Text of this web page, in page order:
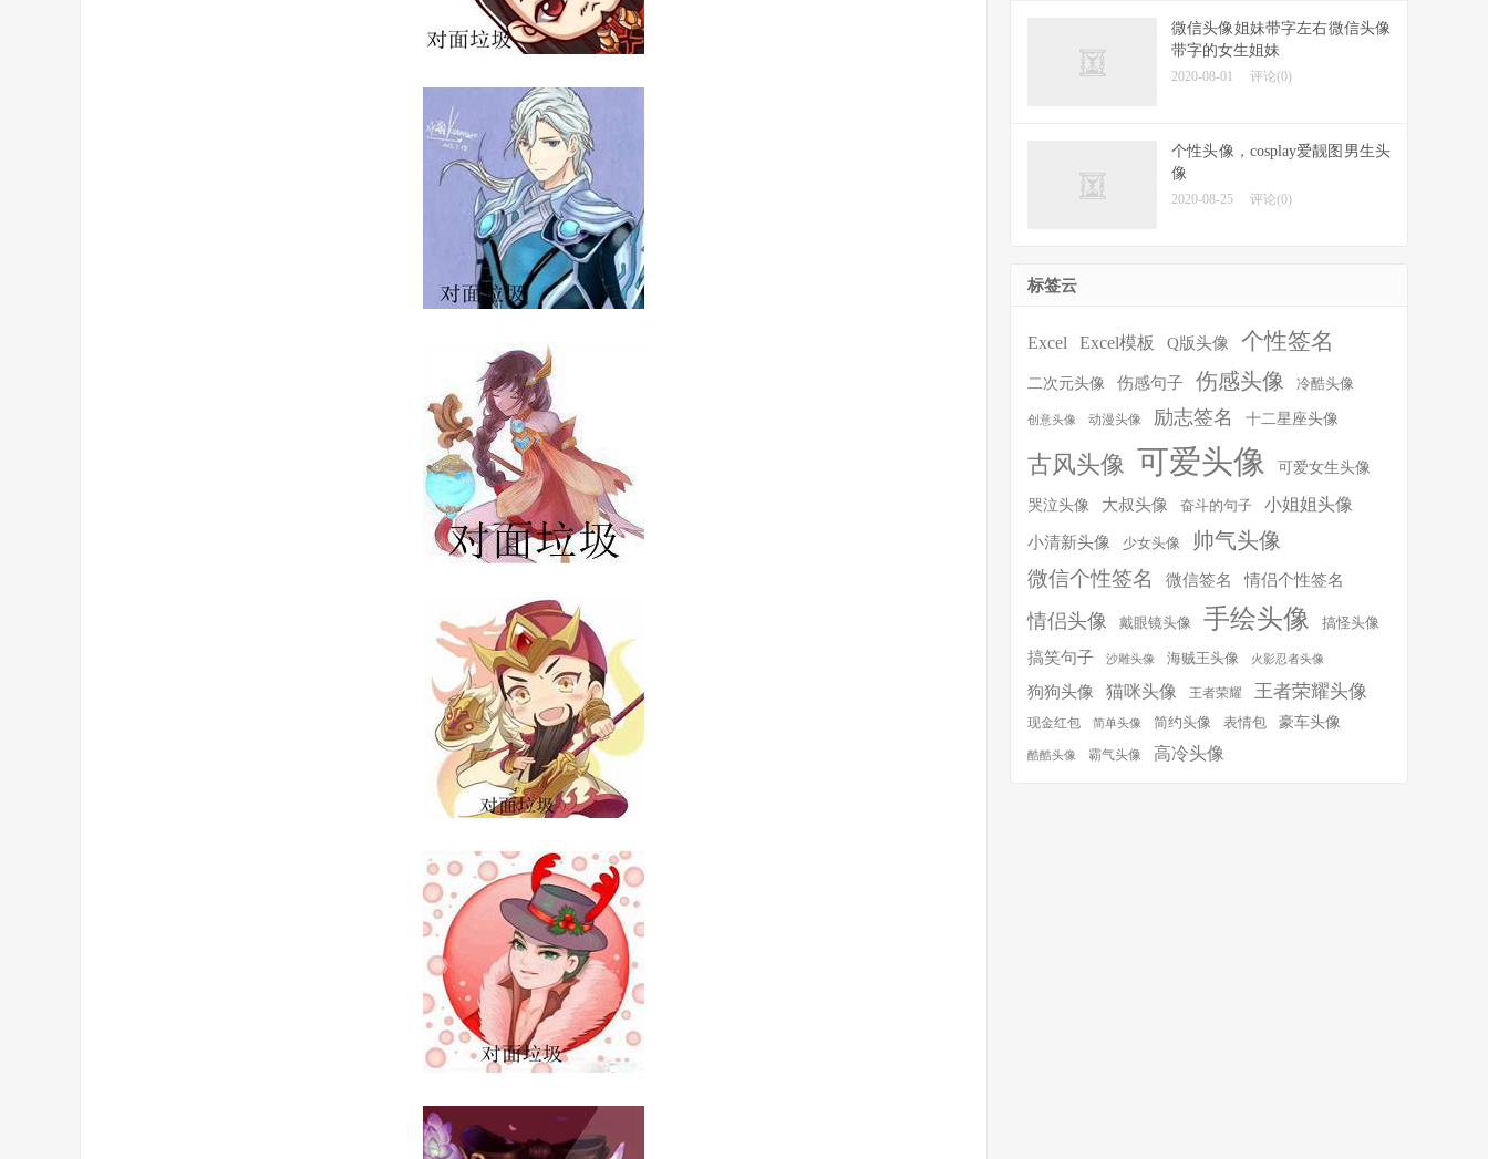
微信头像姐妹带字左右微信头像
带字的女生姐妹
2020-08-01 评论(0)
个性头像，cosplay爱靓图男生头
像
2020-08-25 评论(0)
标签云
Excel Excel模板 Q版头像 个性签名
二次元头像 伤感句子 伤感头像 冷酷头像
创意头像 动漫头像 励志签名 十二星座头像
古风头像 可爱头像 可爱女生头像
哭泣头像 大叔头像 奋斗的句子 小姐姐头像
小清新头像 少女头像 帅气头像
微信个性签名 微信签名 情侣个性签名
情侣头像 戴眼镜头像 手绘头像 搞怪头像
搞笑句子 沙雕头像 海贼王头像 火影忍者头像
狗狗头像 猫咪头像 王者荣耀 王者荣耀头像
现金红包 简单头像 简约头像 表情包 豪车头像
酷酷头像 霸气头像 高冷头像